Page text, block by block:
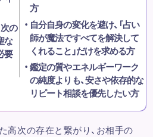
の
な
要
方
自分自身の変化を避け、「占い
師が魔法ですべてを解決して
くれること」だけを求める方
鑑定の質やエネルギーワーク
の純度よりも、安さや依存的な
リピート相談を優先したい方
高次の存在と繋がり、お相手の